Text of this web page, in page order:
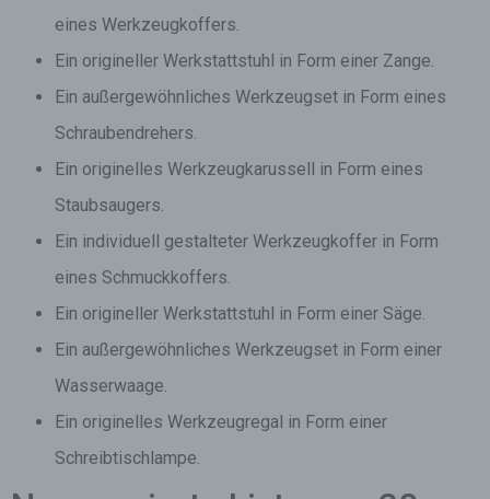
eines Werkzeugkoffers.
Ein origineller Werkstattstuhl in Form einer Zange.
Ein außergewöhnliches Werkzeugset in Form eines
Schraubendrehers.
Ein originelles Werkzeugkarussell in Form eines
Staubsaugers.
Ein individuell gestalteter Werkzeugkoffer in Form
eines Schmuckkoffers.
Ein origineller Werkstattstuhl in Form einer Säge.
Ein außergewöhnliches Werkzeugset in Form einer
Wasserwaage.
Ein originelles Werkzeugregal in Form einer
Schreibtischlampe.